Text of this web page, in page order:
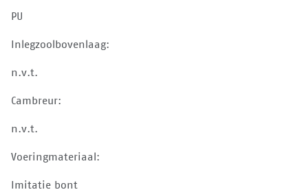
PU
Inlegzoolbovenlaag:
n.v.t.
Cambreur:
n.v.t.
Voeringmateriaal:
Imitatie bont